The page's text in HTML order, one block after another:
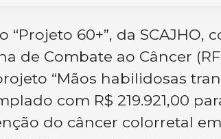
60+”, da SCAJHO,
de Combate ao Câncer
“Mãos habilidosas
com R$ 219.921,00
do câncer colorretal